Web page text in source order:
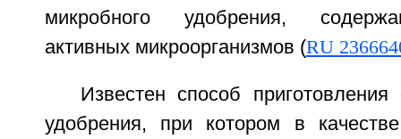
микробного удобрения,
активных микроорганизмов (RU
Известен способ приготовления
удобрения, при котором в